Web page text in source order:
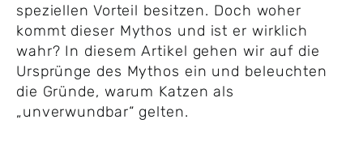
speziellen Vorteil besitzen. Doch woher
kommt dieser Mythos und ist er wirklich
wahr? In diesem Artikel gehen wir auf die
Ursprünge des Mythos ein und beleuchten
die Gründe, warum Katzen als
„unverwundbar“ gelten.